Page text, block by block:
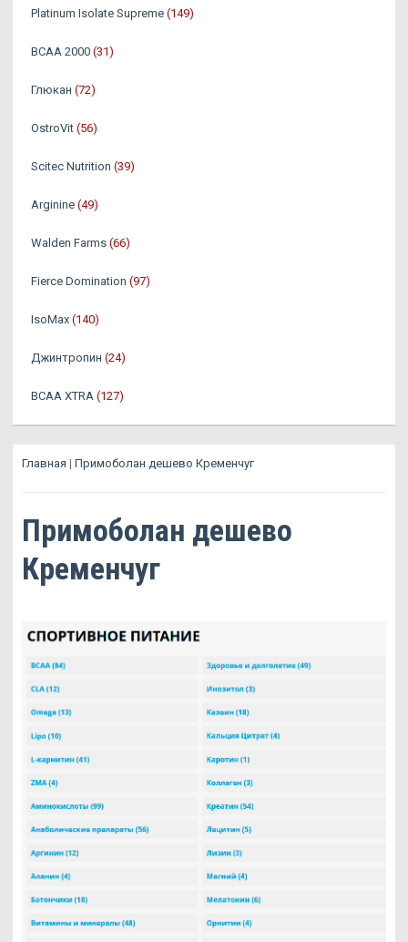
Platinum Isolate Supreme (149)
BCAA 2000 (31)
Глюкан (72)
OstroVit (56)
Scitec Nutrition (39)
Arginine (49)
Walden Farms (66)
Fierce Domination (97)
IsoMax (140)
Джинтропин (24)
BCAA XTRA (127)
Главная | Примоболан дешево Кременчуг
Примоболан дешево
Кременчуг